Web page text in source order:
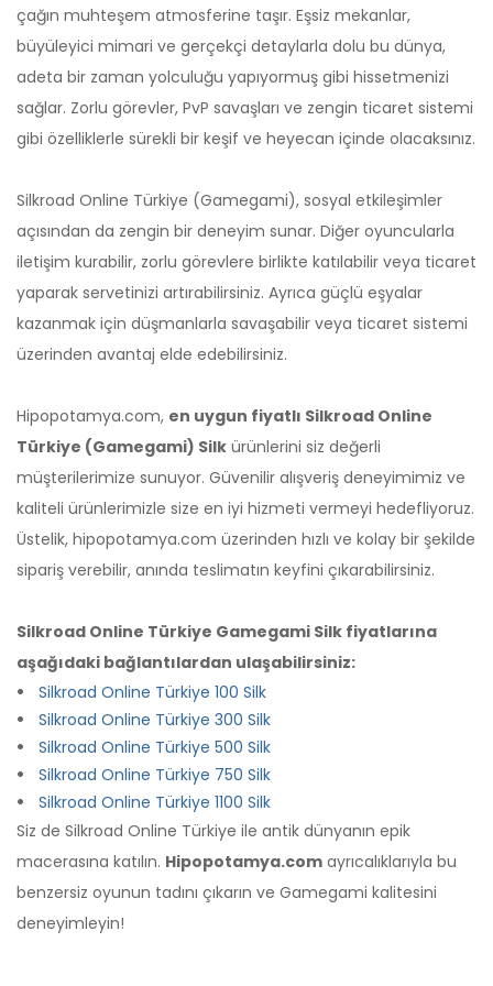
çağın muhteşem atmosferine taşır. Eşsiz mekanlar,
büyüleyici mimari ve gerçekçi detaylarla dolu bu dünya,
adeta bir zaman yolculuğu yapıyormuş gibi hissetmenizi
sağlar. Zorlu görevler, PvP savaşları ve zengin ticaret sistemi
gibi özelliklerle sürekli bir keşif ve heyecan içinde olacaksınız.
Silkroad Online Türkiye (Gamegami), sosyal etkileşimler
açısından da zengin bir deneyim sunar. Diğer oyuncularla
iletişim kurabilir, zorlu görevlere birlikte katılabilir veya ticaret
yaparak servetinizi artırabilirsiniz. Ayrıca güçlü eşyalar
kazanmak için düşmanlarla savaşabilir veya ticaret sistemi
üzerinden avantaj elde edebilirsiniz.
Hipopotamya.com, en uygun fiyatlı Silkroad Online
Türkiye (Gamegami) Silk ürünlerini siz değerli
müşterilerimize sunuyor. Güvenilir alışveriş deneyimimiz ve
kaliteli ürünlerimizle size en iyi hizmeti vermeyi hedefliyoruz.
Üstelik, hipopotamya.com üzerinden hızlı ve kolay bir şekilde
sipariş verebilir, anında teslimatın keyfini çıkarabilirsiniz.
Silkroad Online Türkiye Gamegami Silk fiyatlarına
aşağıdaki bağlantılardan ulaşabilirsiniz:
Silkroad Online Türkiye 100 Silk
Silkroad Online Türkiye 300 Silk
Silkroad Online Türkiye 500 Silk
Silkroad Online Türkiye 750 Silk
Silkroad Online Türkiye 1100 Silk
Siz de Silkroad Online Türkiye ile antik dünyanın epik
macerasına katılın. Hipopotamya.com ayrıcalıklarıyla bu
benzersiz oyunun tadını çıkarın ve Gamegami kalitesini
deneyimleyin!
F **** K ****31-12-2024, 13:01 (1 yıl önce)
Silkroad Online Türkiye 300 Silk adlı ürünü
satın aldı
C **** D ****
25-12-2024, 22:10 (1 yıl önce)
Silkroad Online Türkiye 300 Silk adlı ürünü
satın aldı
satın aldı
Sıkıntısız ve hızlı alışveriş
M **** B ****17-12-2024, 00:08 (1 yıl önce)
Silkroad Online Türkiye 300 Silk adlı ürünü
T **** D ****11-12-2024, 20:57 (1 yıl önce)
Silkroad Online Türkiye 300 Silk adlı ürünü
satın aldı
çok hızlı bir alışveriş oldu
T **** D ****
11-12-2024, 20:45 (1 yıl önce)
Silkroad Online Türkiye 300 Silk adlı ürünü